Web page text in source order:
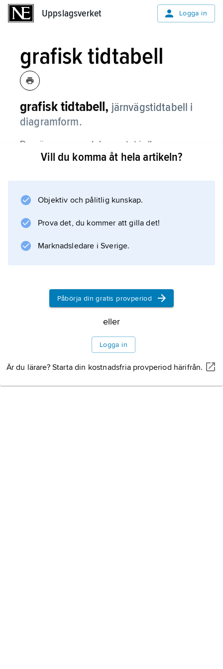
Uppslagsverket Logga in
grafisk tidtabell
grafisk tidtabell, järnvägstidtabell i
diagramform.
Den är ursprungsdokumentet i all
tidtabellskonstruktion och ett oundgängligt
med hjälp av datorer, varvid alla uppgifter
vid framställningen av olika tidtabeller för t.ex.
Information om artikeln
Vill du komma åt hela artikeln?
Objektiv och pålitlig kunskap.
Prova det, du kommer att gilla det!
Marknadsledare i Sverige.
Påbörja din gratis provperiod
eller
Logga in
Är du lärare? Starta din kostnadsfria provperiod härifrån.